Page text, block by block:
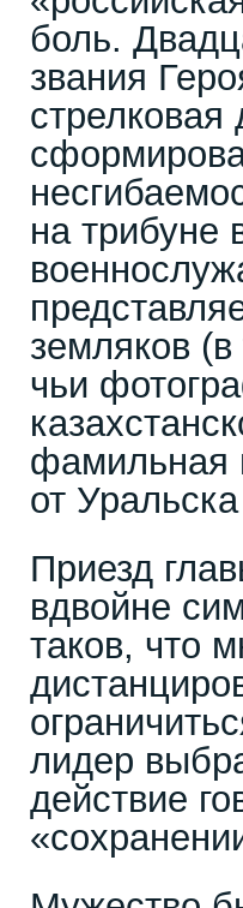
боль.
звания
на трибуне
земляков
чьи
фамильная
от
Приезд
вдвойне
таков, что
лидер
действие